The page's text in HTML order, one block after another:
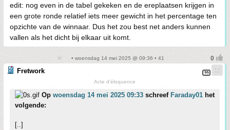
edit: nog even in de tabel gekeken en de ereplaatsen krijgen in
een grote ronde relatief iets meer gewicht in het percentage ten
opzichte van de winnaar. Dus het zou best net anders kunnen
vallen als het dicht bij elkaar uit komt.
• woensdag 14 mei 2025 @ 09:36 • 41
Fretwork
Acte d'éloquence
Op woensdag 14 mei 2025 09:33 schreef Faraday01 het
volgende:
[..]